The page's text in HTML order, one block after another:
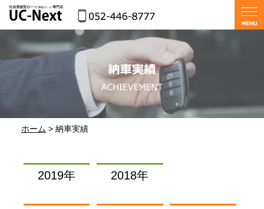
ホーム > 納車実績
2019年 2018年